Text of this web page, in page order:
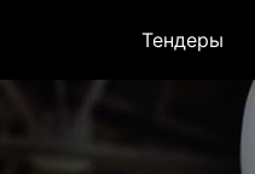
Тендеры